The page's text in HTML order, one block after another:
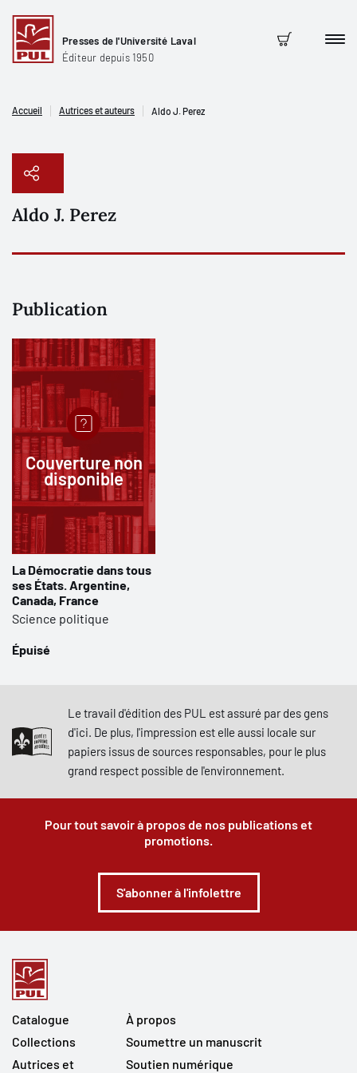
Presses de l'Université Laval
Éditeur depuis 1950
Panier
Accueil Autrices et auteurs Aldo J. Perez
Aldo J. Perez
Publication
Couverture non
disponible
La Démocratie dans tous
ses États. Argentine,
Canada, France
Science politique
Épuisé
Le travail d'édition des PUL est assuré par des gens
d'ici. De plus, l'impression est elle aussi locale sur
papiers issus de sources responsables, pour le plus
grand respect possible de l'environnement.
Pour tout savoir à propos de nos publications et
promotions.
S'abonner à l'infolettre
Catalogue
Collections
Autrices et
À propos
Soumettre un manuscrit
Soutien numérique